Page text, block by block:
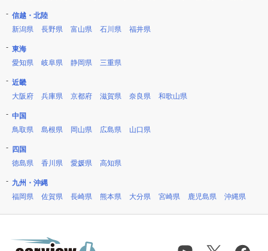
信越・北陸
新潟県
長野県 富山県 石川県 福井県
東海
愛知県
岐阜県 静岡県 三重県
近畿
大阪府
兵庫県 京都府 滋賀県 奈良県 和歌山県
中国
鳥取県
島根県 岡山県 広島県 山口県
四国
徳島県
香川県 愛媛県 高知県
九州・沖縄
福岡県
佐賀県 長崎県 熊本県 大分県 宮崎県 鹿児島県 沖縄県